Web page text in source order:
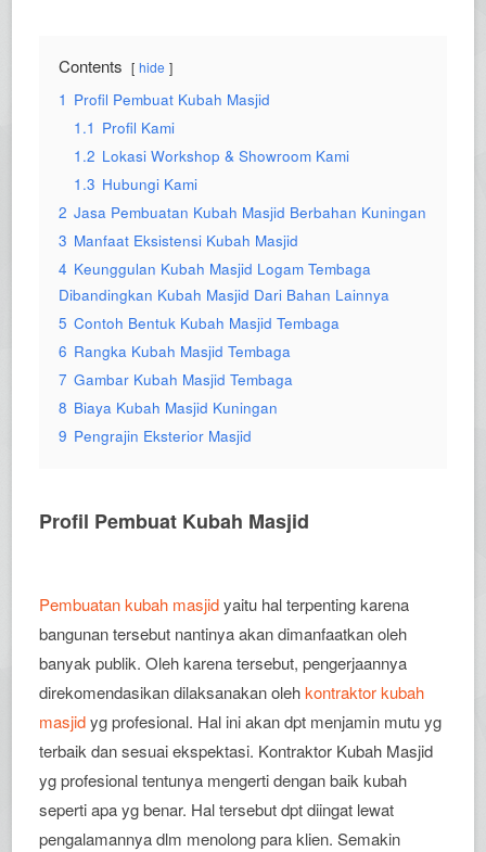
Contents hide
1 Profil Pembuat Kubah Masjid
1.1 Profil Kami
1.2 Lokasi Workshop & Showroom Kami
1.3 Hubungi Kami
2 Jasa Pembuatan Kubah Masjid Berbahan Kuningan
3 Manfaat Eksistensi Kubah Masjid
4 Keunggulan Kubah Masjid Logam Tembaga
Dibandingkan Kubah Masjid Dari Bahan Lainnya
5 Contoh Bentuk Kubah Masjid Tembaga
6 Rangka Kubah Masjid Tembaga
7 Gambar Kubah Masjid Tembaga
8 Biaya Kubah Masjid Kuningan
9 Pengrajin Eksterior Masjid
Profil Pembuat Kubah Masjid
Pembuatan kubah masjidyaitu hal terpenting karena
bangunan tersebut nantinya akan dimanfaatkan oleh
banyak publik. Oleh karena tersebut, pengerjaannya
direkomendasikan dilaksanakan olehkontraktor kubah
masjidyg profesional. Hal ini akan dpt menjamin mutu yg
terbaik dan sesuai ekspektasi. Kontraktor Kubah Masjid
yg profesional tentunya mengerti dengan baik kubah
seperti apa yg benar. Hal tersebut dpt diingat lewat
pengalamannya dlm menolong para klien. Semakin